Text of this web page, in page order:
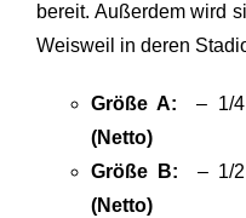
bereit. Außerdem wird
Weisweil in deren
Größe A: – 1/4
(Netto)
Größe B: – 1/2
(Netto)